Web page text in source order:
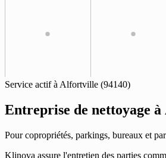
Service actif à Alfortville (94140)
Entreprise de nettoyage à
Pour copropriétés, parkings, bureaux et
Klinova assure l'entretien des parties